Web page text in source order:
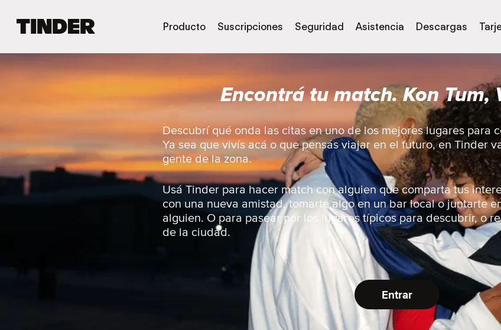
i
n
d
e
Producto Suscripciones Seguridad Asistencia Descargas
Encontrá tu match. Kon Tum,
Descubrí qué onda las citas en uno de los mejores lugares para
Ya sea que vivís acá o que pensás viajar en el futuro, en Tinder
gente de la zona.
Usá Tinder para hacer match con alguien que comparta tus
con una nueva amistad, tomarte algo en un bar local o juntarte
alguien. O para pasear por los lugares típicos para descubrir, o
de la ciudad.
Entrar